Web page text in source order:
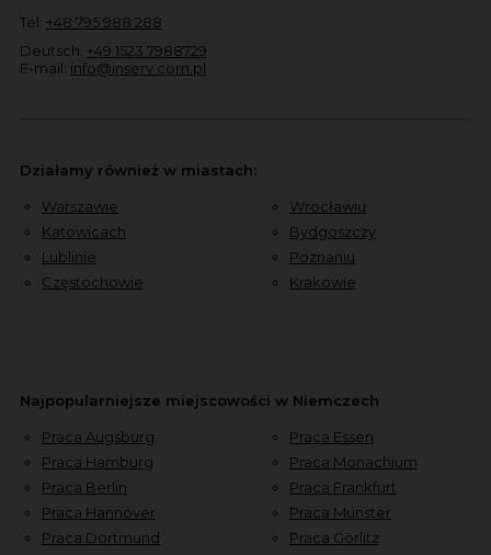
Tel: +48 795 988 288
Deutsch: +49 1523 7988729
E-mail: info@inserv.com.pl
Działamy również w miastach:
Warszawie
Katowicach
Lublinie
Częstochowie
Wrocławiu
Bydgoszczy
Poznaniu
Krakowie
Najpopularniejsze miejscowości w Niemczech
Praca Augsburg
Praca Hamburg
Praca Berlin
Praca Hannover
Praca Dortmund
Praca Essen
Praca Monachium
Praca Frankfurt
Praca Munster
Praca Görlitz